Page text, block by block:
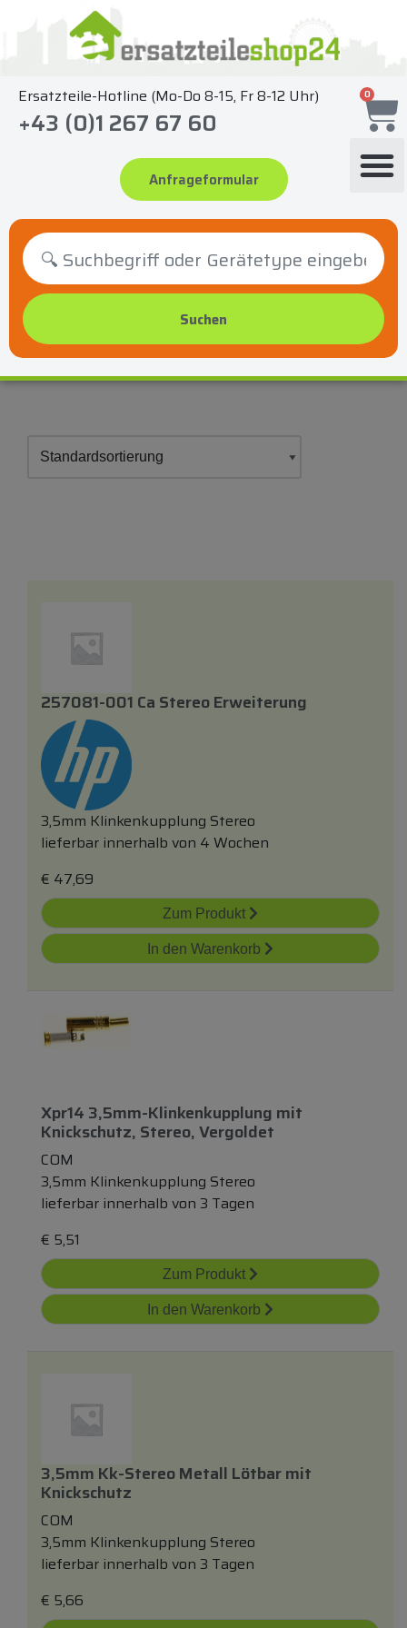
springen
Ersatzteile-Hotline (Mo-Do 8-15, Fr 8-12 Uhr)
+43 (0)1 267 67 60
Anfrageformular
0
257081-001 Ca Stereo Erweiterung
3,5mm Klinkenkupplung Stereo
lieferbar innerhalb von 4 Wochen
€ 47,69
Zum Produkt
In den Warenkorb
Xpr14 3,5mm-Klinkenkupplung mit
Knickschutz, Stereo, Vergoldet
COM
3,5mm Klinkenkupplung Stereo
lieferbar innerhalb von 3 Tagen
€ 5,51
Zum Produkt
In den Warenkorb
3,5mm Kk-Stereo Metall Lötbarmit
Knickschutz
COM
3,5mm Klinkenkupplung Stereo
lieferbar innerhalb von 3 Tagen
€ 5,66